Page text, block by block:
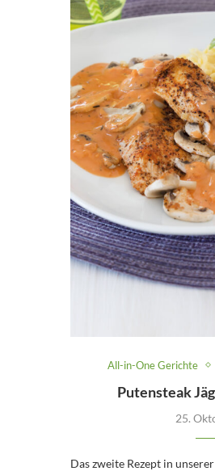
All-in-One Gerichte
Putensteak
25.
Das zweite Rezept in